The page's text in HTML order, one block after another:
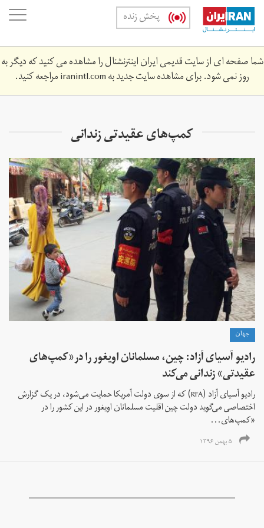
Skip
main
content
پخش زنده
شما صفحه ای از سایت قدیمی ایران اینترنشنال را مشاهده می کنید که دیگر به
روز نمی شود. برای مشاهده سایت جدید بهiranintl.comمراجعه کنید.
کمپ‌های عقیدتی زندانی
جهان
رادیو آسیای آزاد: چین، مسلمانان اویغور را در«کمپ‌های
عقیدتی» زندانی می‌کند
رادیو آسیای آزاد (RFA) که از سوی دولت آمریکا حمایت می‌شود، در یک گزارش
اختصاصی می‌گوید دولت چین اقلیت مسلمانان اویغور در این کشور را در
«کمپ‌های...
۵ بهمن ۱۳۹۶